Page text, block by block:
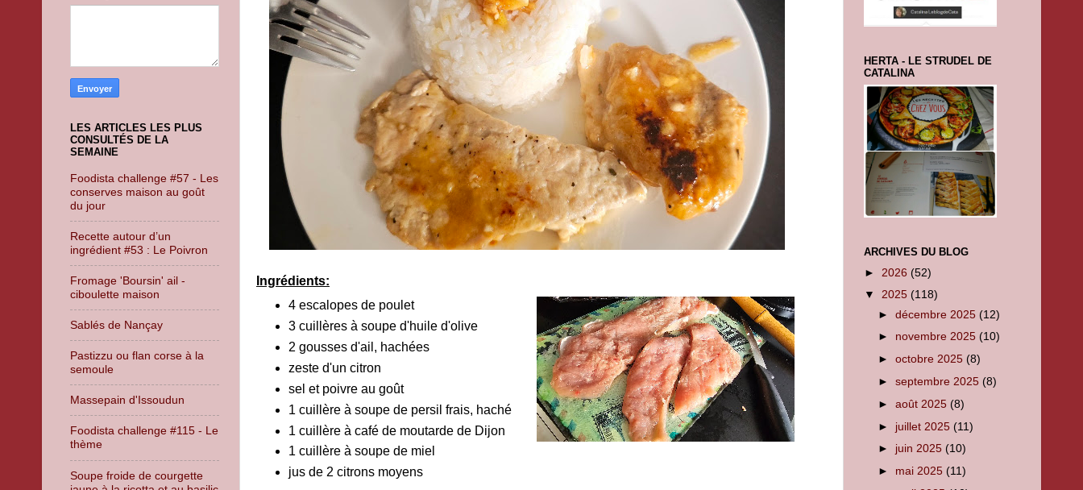
Ingrédients:
4 escalopes de poulet
3 cuillères à soupe d'huile d'olive
2 gousses d'ail, hachées
zeste d'un citron
sel et poivre au goût
1 cuillère à soupe de persil frais, haché
1 cuillère à café de moutarde de Dijon
1 cuillère à soupe de miel
jus de 2 citrons moyens
LES ARTICLES LES PLUS
CONSULTÉS DE LA
SEMAINE
Foodista challenge #57 - Les
conserves maison au goût
du jour
Recette autour d’un
ingrédient #53 : Le Poivron
Fromage 'Boursin' ail -
ciboulette maison
Sablés de Nançay
Pastizzu ou flan corse à la
semoule
Massepain d'Issoudun
Foodista challenge #115 - Le
thème
Soupe froide de courgette
HERTA - LE STRUDEL DE
CATALINA
ARCHIVES DU BLOG
► 2026 (52)
▼ 2025 (118)
►décembre 2025(12)
► novembre 2025(10)
►octobre 2025(8)
►septembre 2025(8)
►août 2025(8)
► juillet 2025(11)
► juin 2025(10)
► mai 2025(11)